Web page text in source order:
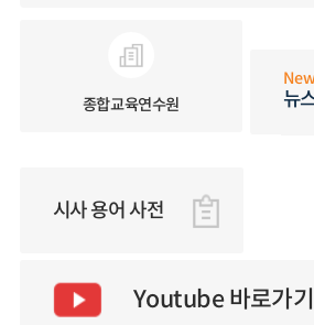
종합교육연수원 뉴
시사 용어 사전
Youtube 바로가기